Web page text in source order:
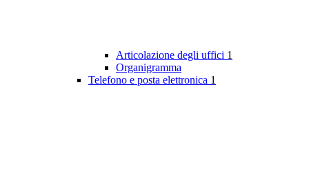
Articolazione degli uffici 1
Organigramma
Telefono e posta elettronica 1